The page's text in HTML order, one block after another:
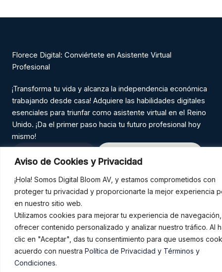
Aviso de Cookies y Privacidad
¡Hola! Somos Digital Bloom AV, y estamos comprometidos con
proteger tu privacidad y proporcionarte la mejor experiencia
en nuestro sitio web.
Utilizamos cookies para mejorar tu experiencia de navegación,
ofrecer contenido personalizado y analizar nuestro tráfico. Al
clic en "Aceptar", das tu consentimiento para que usemos
acuerdo con nuestra Política de Privacidad y Términos y
Condiciones.
Florece Digital: Conviértete en Asistente Virtual
Profesional
¡Transforma tu vida y alcanza la independencia económica
trabajando desde casa! Adquiere las habilidades digitales
esenciales para triunfar como asistente virtual en el Reino
Unido. ¡Da el primer paso hacia tu futuro profesional hoy
mismo!
Inicio Sobre mí Servicios
Cursos
Contacto
F
a
c
e
b
I
n
s
t
a
W
h
a
t